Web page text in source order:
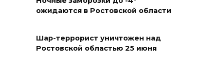
строителей в помощи
07 августа 2026 12:28
ожидаются в Ростовской области
Шар-террорист уничтожен над
Ростовской областью 25 июня